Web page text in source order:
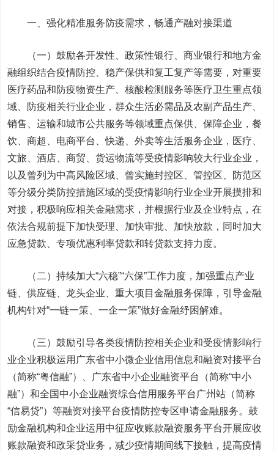
一、强化精准服务防疫需求，畅通产融对接渠道
（一）鼓励各开发性、政策性银行、商业银行和地方金
融组织结合疫情防控、稳产保供和复工复产等需要，对重要
医疗药品和防疫物资生产、核酸检测服务等医疗卫生重点领
域、防疫相关行业企业，群众生活必需品及农副产品生产、
销售、运输和城市公共服务等领域重点保供、保障企业，餐
饮、商超、电商平台、快递、外卖等生活服务企业，医疗、
文旅、酒店、商贸、货运物流等受疫情影响较大行业企业，
以及曾列为中高风险区域、曾实施封控区、管控区、防范区
等分级分类防控措施区域的受疫情影响行业企业开展摸排和
对接，积极响应相关金融需求，并根据行业及企业特点，在
依法合规前提下加快受理、加快审批、加快放款，同时加大
应急贷款、专项优惠利率贷款和转贷款支持力度。
（二）持续加大“六稳”“六保”工作力度，加强重点产业
链、供应链、龙头企业、重大项目金融服务保障，引导金融
机构针对“一链一策、一企一策”做好金融纾困解难。
（三）鼓励引导各类疫情防控相关企业和受疫情影响行
业企业积极运用广东省中小微企业信用信息和融资对接平台
（简称“粤信融”）、广东省中小企业融资平台（简称“中小
融”）和全国中小企业融资综合信用服务平台广州站（简称
“信易贷”）等融资对接平台疫情防控专区申请金融服务。鼓
励金融机构和企业运用中征应收账款融资服务平台开展应收
账款融资和政采贷业务，减少疫情期间线下接触，提高疫情